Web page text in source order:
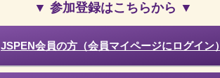
▼ 参加登録はこちらから ▼
JSPEN会員の方（会員マイページにログイン）